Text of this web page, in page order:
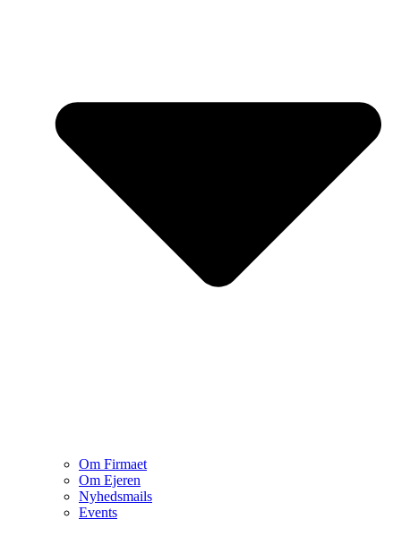
Om Firmaet
Om Ejeren
Nyhedsmails
Events